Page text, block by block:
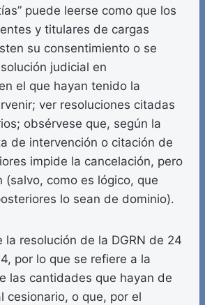
puede leerse como que los
y titulares de cargas
su consentimiento o se
judicial en
el que hayan tenido la
ver resoluciones citadas
obsérvese que, según la
de intervención o citación de
impide la cancelación, pero
(salvo, como es lógico, que
lo sean de dominio).
resolución de la DGRN de 24
por lo que se refiere a la
las cantidades que hayan de
cesionario, o que, por el